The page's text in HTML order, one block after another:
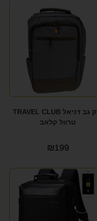
תיק גב דניאל TRAVEL CLUB
טרוול קלאב
₪199